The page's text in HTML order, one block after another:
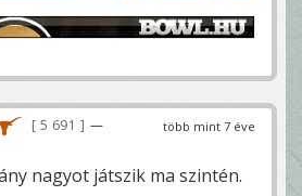
több mint 7 éve
5 691
—
nagyot játszik ma szintén.